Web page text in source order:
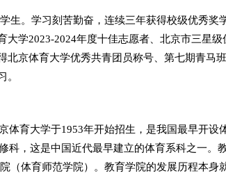
生。学习刻苦勤奋，连续三年获得校级优秀
大学2023-2024年度十佳志愿者、北京市三星
京体育大学优秀共青团员称号、第七期青马
。
体育大学于1953年开始招生，是我国最早开设
科，这是中国近代最早建立的体育系科之一。
（体育师范学院）。教育学院的发展历程本身